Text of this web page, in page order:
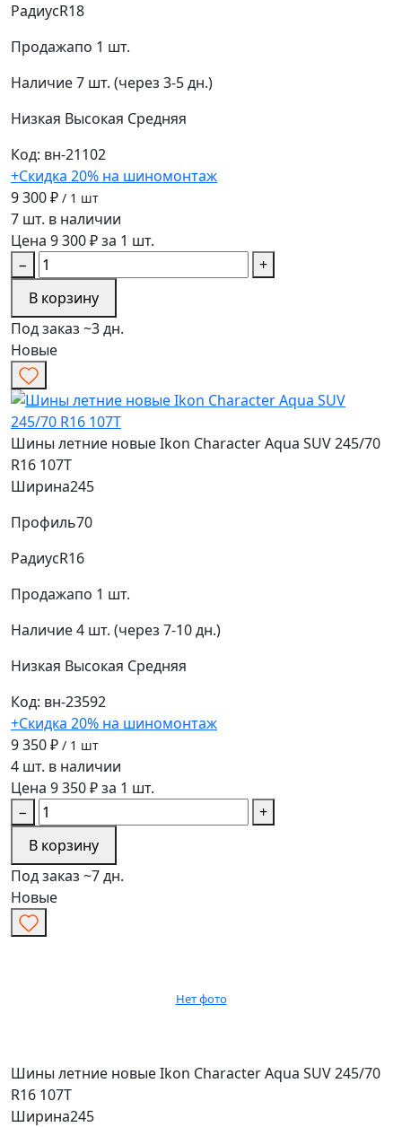
РадиусR18
Продажапо 1 шт.
Наличие7 шт. (через 3-5 дн.)
Низкая Высокая Средняя
Код: вн-21102
+Скидка 20% на шиномонтаж
9 300 ₽ / 1 шт
7 шт. в наличии
Цена 9 300 ₽ за 1 шт.
−
+
В корзину
Под заказ ~3 дн.
Новые
Шины летние новые Ikon Character Aqua SUV 245/70
R16 107T
Ширина245
Профиль70
РадиусR16
Продажапо 1 шт.
Наличие4 шт. (через 7-10 дн.)
Низкая Высокая Средняя
Код: вн-23592
+Скидка 20% на шиномонтаж
9 350 ₽ / 1 шт
4 шт. в наличии
Цена 9 350 ₽ за 1 шт.
−
+
В корзину
Под заказ ~7 дн.
Новые
Нет фото
Шины летние новые Ikon Character Aqua SUV 245/70
R16 107T
Ширина245